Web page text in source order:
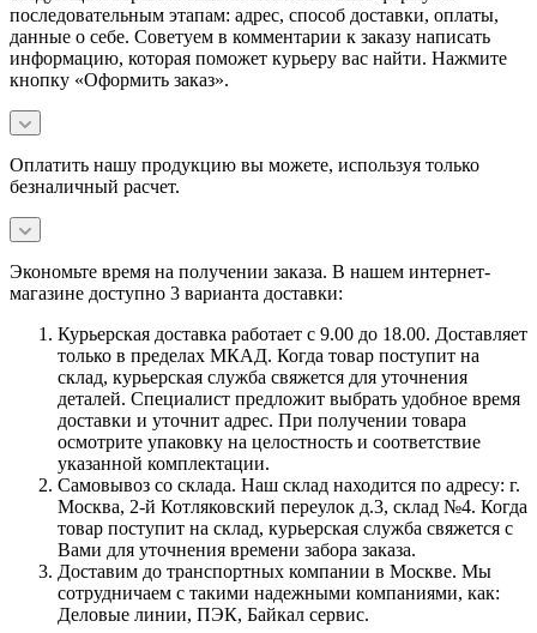
последовательным этапам: адрес, способ доставки, оплаты,
данные о себе. Советуем в комментарии к заказу написать
информацию, которая поможет курьеру вас найти. Нажмите
кнопку «Оформить заказ».
Оплатить нашу продукцию вы можете, используя только
безналичный расчет.
Экономьте время на получении заказа. В нашем интернет-
магазине доступно 3 варианта доставки:
Курьерская доставка работает с 9.00 до 18.00. Доставляет
только в пределах МКАД. Когда товар поступит на
склад, курьерская служба свяжется для уточнения
деталей. Специалист предложит выбрать удобное время
доставки и уточнит адрес. При получении товара
осмотрите упаковку на целостность и соответствие
указанной комплектации.
Самовывоз со склада. Наш склад находится по адресу: г.
Москва, 2-й Котляковский переулок д.3, склад №4. Когда
товар поступит на склад, курьерская служба свяжется с
Вами для уточнения времени забора заказа.
Доставим до транспортных компании в Москве. Мы
сотрудничаем с такими надежными компаниями, как:
Деловые линии, ПЭК, Байкал сервис.